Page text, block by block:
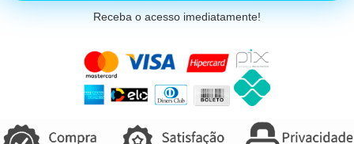
Receba o acesso imediatamente!